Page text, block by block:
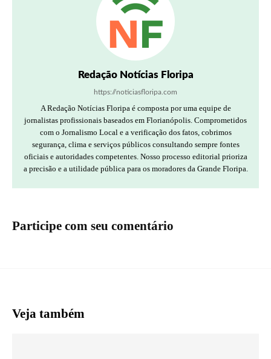
Redação Notícias Floripa
https://noticiasfloripa.com
A Redação Notícias Floripa é composta por uma equipe de
jornalistas profissionais baseados em Florianópolis. Comprometidos
com o Jornalismo Local e a verificação dos fatos, cobrimos
segurança, clima e serviços públicos consultando sempre fontes
oficiais e autoridades competentes. Nosso processo editorial prioriza
a precisão e a utilidade pública para os moradores da Grande Floripa.
Participe com seu comentário
Veja também